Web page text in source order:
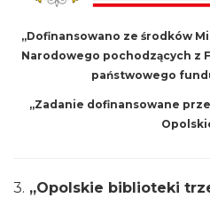
„Dofinansowano ze środków
Narodowego pochodzących z
państwowego
„Zadanie dofinansowane
3. „Opolskie biblioteki